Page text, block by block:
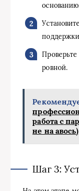
ровной.
работа с
не на авось)
Шаг 3: